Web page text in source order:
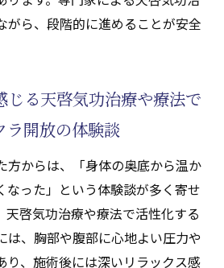
がら、段階的に進めることが安全
じる天啓気功治療や療法で
ラ開放の体験談
方からは、「身体の奥底から温か
なった」という体験談が多く寄せ
天啓気功治療や療法で活性化する
は、胸部や腹部に心地よい圧力や
り、施術後には深いリラックス感